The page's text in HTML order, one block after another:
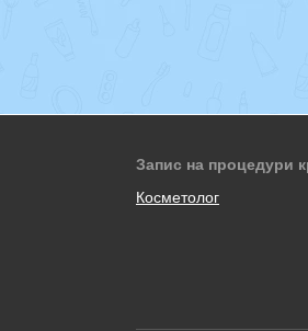
Запис на процедури
Косметолог